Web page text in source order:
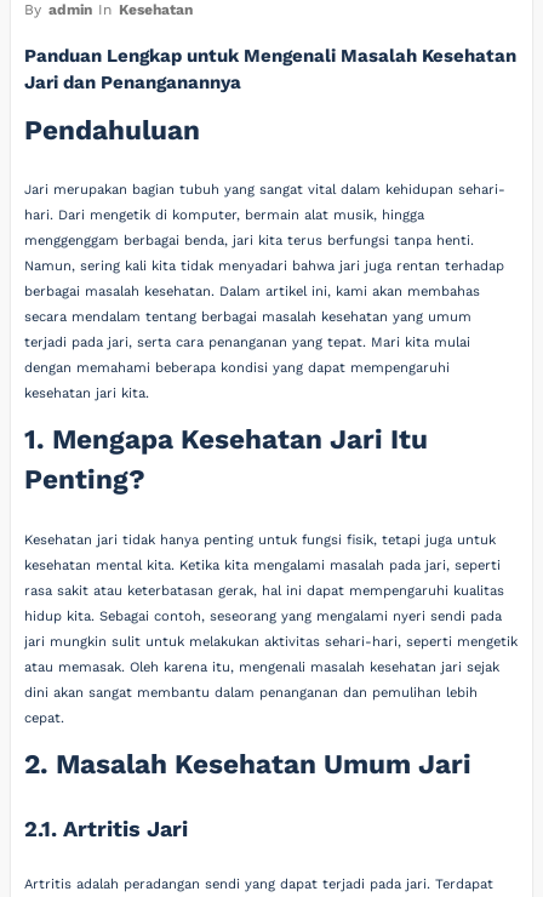
By admin In Kesehatan
Panduan Lengkap untuk Mengenali Masalah Kesehatan
Jari dan Penanganannya
Pendahuluan
Jari merupakan bagian tubuh yang sangat vital dalam kehidupan sehari-
hari. Dari mengetik di komputer, bermain alat musik, hingga
menggenggam berbagai benda, jari kita terus berfungsi tanpa henti.
Namun, sering kali kita tidak menyadari bahwa jari juga rentan terhadap
berbagai masalah kesehatan. Dalam artikel ini, kami akan membahas
secara mendalam tentang berbagai masalah kesehatan yang umum
terjadi pada jari, serta cara penanganan yang tepat. Mari kita mulai
dengan memahami beberapa kondisi yang dapat mempengaruhi
kesehatan jari kita.
1. Mengapa Kesehatan Jari Itu
Penting?
Kesehatan jari tidak hanya penting untuk fungsi fisik, tetapi juga untuk
kesehatan mental kita. Ketika kita mengalami masalah pada jari, seperti
rasa sakit atau keterbatasan gerak, hal ini dapat mempengaruhi kualitas
hidup kita. Sebagai contoh, seseorang yang mengalami nyeri sendi pada
jari mungkin sulit untuk melakukan aktivitas sehari-hari, seperti mengetik
atau memasak. Oleh karena itu, mengenali masalah kesehatan jari sejak
dini akan sangat membantu dalam penanganan dan pemulihan lebih
cepat.
2. Masalah Kesehatan Umum Jari
2.1. Artritis Jari
Artritis adalah peradangan sendi yang dapat terjadi pada jari. Terdapat